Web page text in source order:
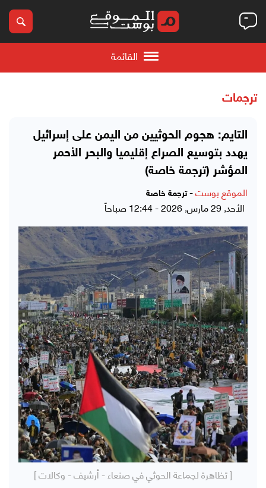
القائمة
ترجمات
التايم: هجوم الحوثيين من اليمن على إسرائيل
يهدد بتوسيع الصراع إقليميا والبحر الأحمر
المؤشر (ترجمة خاصة)
الموقع بوست-ترجمة خاصة
الأحد, 29 مارس, 2026 - 12:44 صباحاً
[ تظاهرة لجماعة الحوثي في صنعاء - أرشيف - وكالات ]